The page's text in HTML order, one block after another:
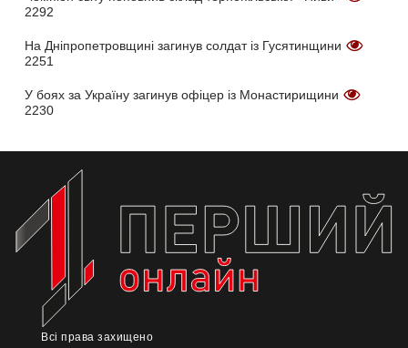
2292
На Дніпропетровщині загинув солдат із Гусятинщини
2251
У боях за Україну загинув офіцер із Монастирищини
2230
Всі права захищено